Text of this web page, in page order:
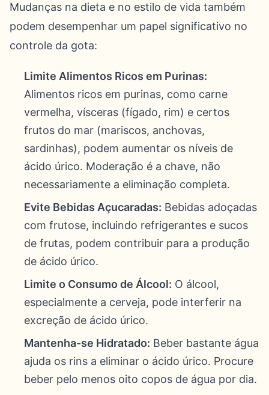
Mudanças na dieta e no estilo de vida também
podem desempenhar um papel significativo no
controle da gota:
Limite Alimentos Ricos em Purinas:
Alimentos ricos em purinas, como carne
vermelha, vísceras (fígado, rim) e certos
frutos do mar (mariscos, anchovas,
sardinhas), podem aumentar os níveis de
ácido úrico. Moderação é a chave, não
necessariamente a eliminação completa.
Evite Bebidas Açucaradas: Bebidas adoçadas
com frutose, incluindo refrigerantes e sucos
de frutas, podem contribuir para a produção
de ácido úrico.
Limite o Consumo de Álcool: O álcool,
especialmente a cerveja, pode interferir na
excreção de ácido úrico.
Mantenha-se Hidratado: Beber bastante água
ajuda os rins a eliminar o ácido úrico. Procure
beber pelo menos oito copos de água por dia.